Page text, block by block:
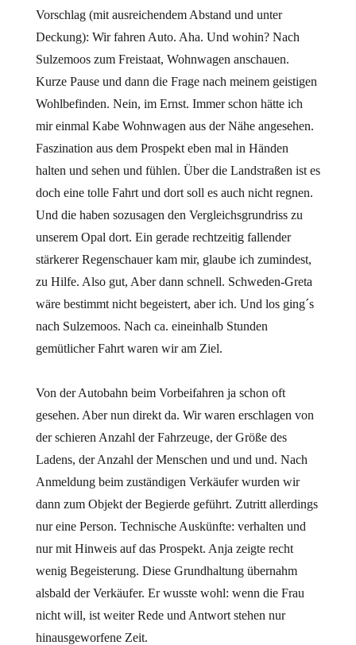
Vorschlag (mit ausreichendem Abstand und unter
Deckung): Wir fahren Auto. Aha. Und wohin? Nach
Sulzemoos zum Freistaat, Wohnwagen anschauen.
Kurze Pause und dann die Frage nach meinem geistigen
Wohlbefinden. Nein, im Ernst. Immer schon hätte ich
mir einmal Kabe Wohnwagen aus der Nähe angesehen.
Faszination aus dem Prospekt eben mal in Händen
halten und sehen und fühlen. Über die Landstraßen ist es
doch eine tolle Fahrt und dort soll es auch nicht regnen.
Und die haben sozusagen den Vergleichsgrundriss zu
unserem Opal dort. Ein gerade rechtzeitig fallender
stärkerer Regenschauer kam mir, glaube ich zumindest,
zu Hilfe. Also gut, Aber dann schnell. Schweden-Greta
wäre bestimmt nicht begeistert, aber ich. Und los ging´s
nach Sulzemoos. Nach ca. eineinhalb Stunden
gemütlicher Fahrt waren wir am Ziel.
Von der Autobahn beim Vorbeifahren ja schon oft
gesehen. Aber nun direkt da. Wir waren erschlagen von
der schieren Anzahl der Fahrzeuge, der Größe des
Ladens, der Anzahl der Menschen und und und. Nach
Anmeldung beim zuständigen Verkäufer wurden wir
dann zum Objekt der Begierde geführt. Zutritt allerdings
nur eine Person. Technische Auskünfte: verhalten und
nur mit Hinweis auf das Prospekt. Anja zeigte recht
wenig Begeisterung. Diese Grundhaltung übernahm
alsbald der Verkäufer. Er wusste wohl: wenn die Frau
nicht will, ist weiter Rede und Antwort stehen nur
hinausgeworfene Zeit.